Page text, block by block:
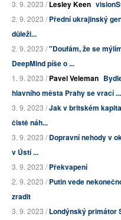
3. 9. 2023 /Lesley Keen
2. 9. 2023 /Přední ukrajinský
důleži...
2. 9. 2023 /"Doufám, že se
DeepMind píše o ...
1. 9. 2023 /Pavel Veleman
hlavního města Prahy se vrací ...
3. 9. 2023 /Jak v britském
čistě náh...
3. 9. 2023 /Dopravní nehody v
v Ústí ...
3. 9. 2023 /Překvapení
2. 9. 2023 /Putin vede
zradit
3. 9. 2023 /Londýnský primátor